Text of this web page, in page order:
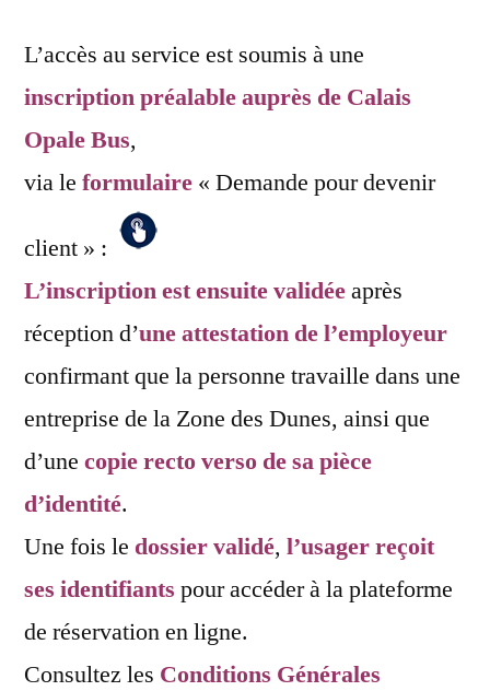
L’accès au service est soumis à une
inscription préalable auprès de Calais
Opale Bus,
via le formulaire « Demande pour devenir
client » :
L’inscription est ensuite validéeaprès
réception d’une attestation de l’employeur
confirmant que la personne travaille dans une
entreprise de la Zone des Dunes, ainsi que
d’une copie recto verso de sa pièce
d’identité.
Une fois le dossier validé, l’usager reçoit
ses identifiants pour accéder à la plateforme
de réservation en ligne.
Consultez les Conditions Générales